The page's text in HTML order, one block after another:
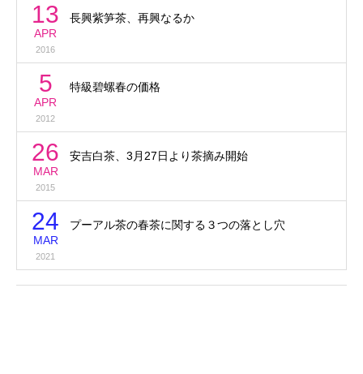
13
APR
2016
長興紫笋茶、再興なるか
5
APR
2012
特級碧螺春の価格
26
MAR
2015
安吉白茶、3月27日より茶摘み開始
24
MAR
2021
プーアル茶の春茶に関する３つの落とし穴